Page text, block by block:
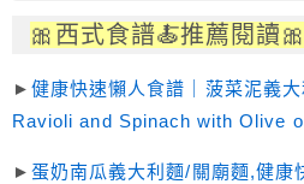
🎀西式食譜🍝推薦閱讀🎀
►健康快速懶人食譜｜菠菜泥義
Ravioli and Spinach with Olive
►蛋奶南瓜義大利麵/關廟麵,健康